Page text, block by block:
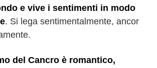
e vive i sentimenti in modo
. Si lega sentimentalmente, ancor
del Cancro è romantico,